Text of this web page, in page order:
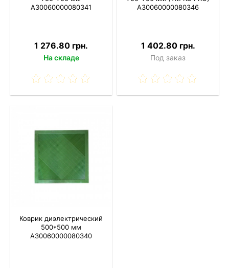
A30060000080341
1 276.80 грн.
На складе
A30060000080346
1 402.80 грн.
Под заказ
Коврик диэлектрический
500*500 мм
A30060000080340